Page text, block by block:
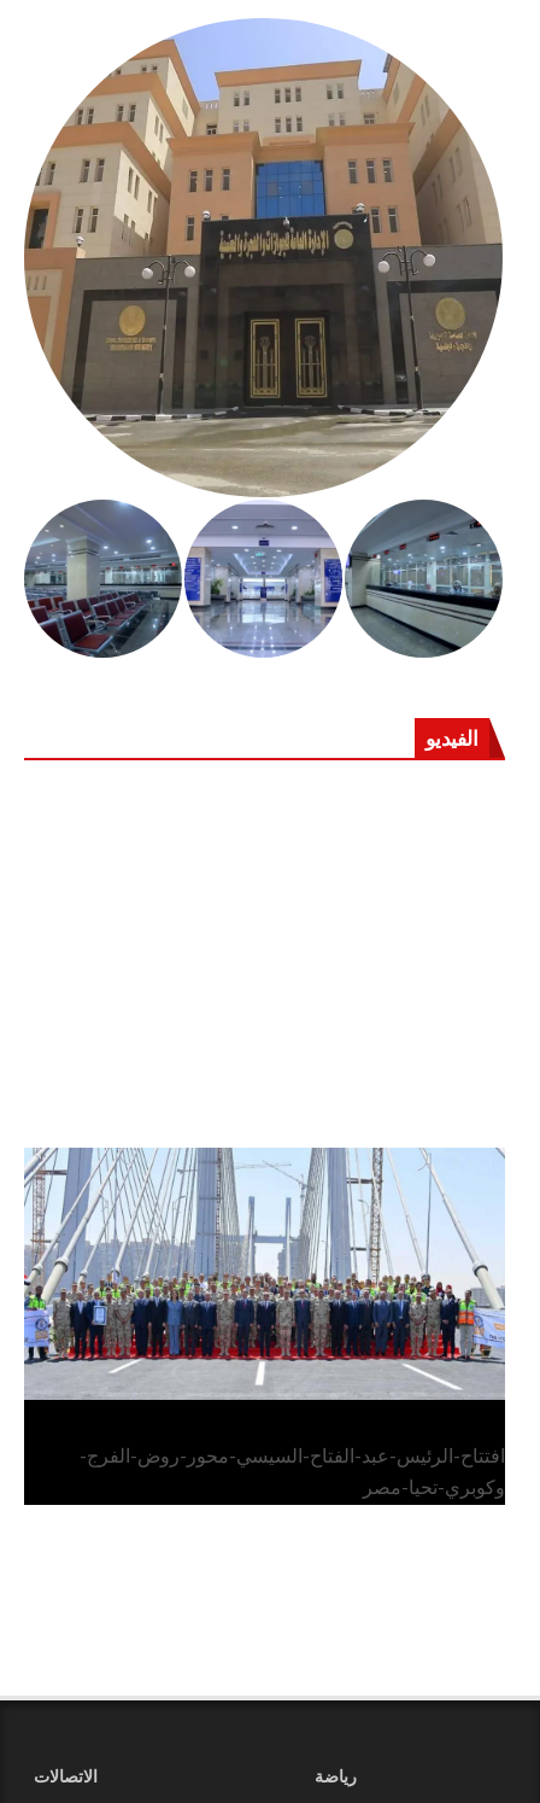
الفيديو
الرئيس عبد الفتاح السيسي يفتتح محور روض الفرج
وكوبري تحيا مصر
افتتاح-الرئيس-عبد-الفتاح-السيسي-محور-روض-الفرج-
وكوبري-تحيا-مصر
رياضة
الاتصالات